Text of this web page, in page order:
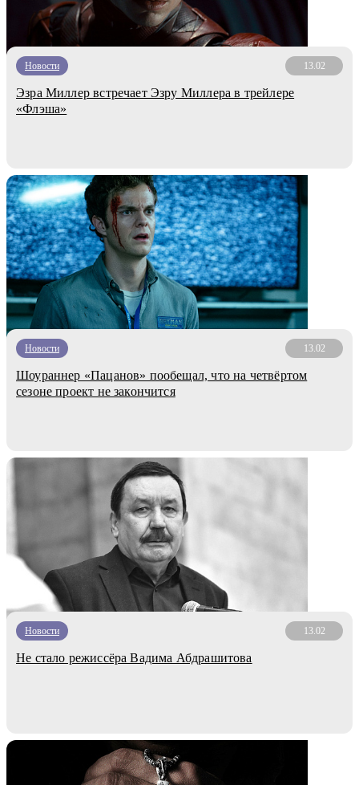
Новости 13.02
Эзра Миллер встречает Эзру Миллера в трейлере
«Флэша»
Новости 13.02
Шоураннер «Пацанов» пообещал, что на четвёртом
сезоне проект не закончится
Новости 13.02
Не стало режиссёра Вадима Абдрашитова